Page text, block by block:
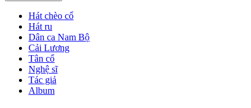
Hát chèo cổ
Hát ru
Dân ca Nam Bộ
Cải Lương
Tân cổ
Nghệ sĩ
Tác giả
Album